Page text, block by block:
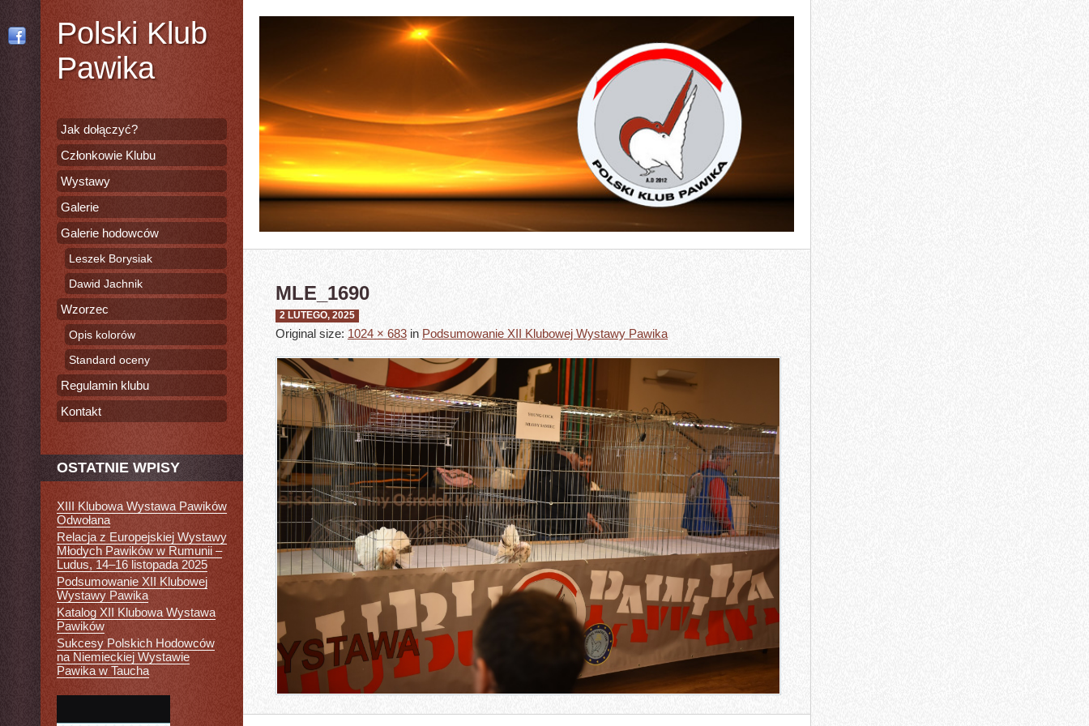
MLE_1690
2 LUTEGO, 2025
Original size: 1024 × 683 in Podsumowanie XII Klubowej Wystawy Pawika
Polski Klub
Pawika
Jak dołączyć?
Członkowie Klubu
Wystawy
Galerie
Galerie hodowców
Leszek Borysiak
Dawid Jachnik
Wzorzec
Opis kolorów
Standard oceny
Regulamin klubu
Kontakt
OSTATNIE WPISY
XIII Klubowa Wystawa Pawików
Odwołana
Relacja z Europejskiej Wystawy
Młodych Pawików w Rumunii –
Ludus, 14–16 listopada 2025
Podsumowanie XII Klubowej
Wystawy Pawika
Katalog XII Klubowa Wystawa
Pawików
Sukcesy Polskich Hodowców
na Niemieckiej Wystawie
Pawika w Taucha